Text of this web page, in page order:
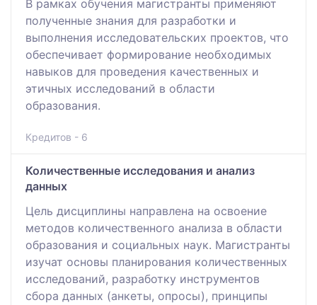
В рамках обучения магистранты применяют
полученные знания для разработки и
выполнения исследовательских проектов, что
обеспечивает формирование необходимых
навыков для проведения качественных и
этичных исследований в области
образования.
Кредитов - 6
Количественные исследования и анализ
данных
Цель дисциплины направлена на освоение
методов количественного анализа в области
образования и социальных наук. Магистранты
изучат основы планирования количественных
исследований, разработку инструментов
сбора данных (анкеты, опросы), принципы